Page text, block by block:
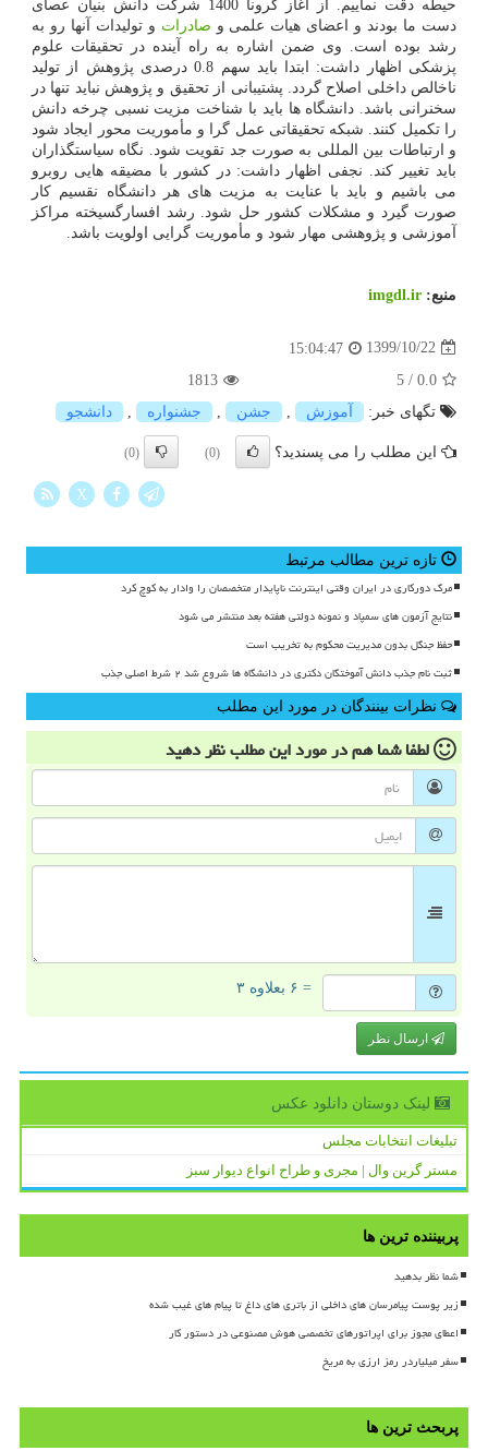
حیطه دقت نماییم. از آغاز کرونا 1400 شرکت دانش بنیان عصای
دست ما بودند و اعضای هیات علمی و صادرات و تولیدات آنها رو به
رشد بوده است. وی ضمن اشاره به راه آینده در تحقیقات علوم
پزشکی اظهار داشت: ابتدا باید سهم 0.8 درصدی پژوهش از تولید
ناخالص داخلی اصلاح گردد. پشتیبانی از تحقیق و پژوهش نباید تنها در
سخنرانی باشد. دانشگاه ها باید با شناخت مزیت نسبی چرخه دانش
را تکمیل کنند. شبکه تحقیقاتی عمل گرا و مأموریت محور ایجاد شود
و ارتباطات بین المللی به صورت جد تقویت شود. نگاه سیاستگذاران
باید تغییر کند. نجفی اظهار داشت: در کشور با مضیقه هایی روبرو
می باشیم و باید با عنایت به مزیت های هر دانشگاه نقسیم کار
صورت گیرد و مشکلات کشور حل شود. رشد افسارگسیخته مراکز
آموزشی و پژوهشی مهار شود و مأموریت گرایی اولویت باشد.
منبع: imgdl.ir
1399/10/22
15:04:47
0.0
/
5
1813
تگهای خبر:
آموزش , جشن , جشنواره , دانشجو
این مطلب را می پسندید؟ (0)
(0)
X
تازه ترین مطالب مرتبط
مرگ دورکاری در ایران وقتی اینترنت ناپایدار متخصصان را وادار به کوچ کرد
نتایج آزمون های سمپاد و نمونه دولتی هفته بعد منتشر می شود
حفظ جنگل بدون مدیریت محکوم به تخریب است
ثبت نام جذب دانش آموختگان دکتری در دانشگاه ها شروع شد ۲ شرط اصلی جذب
نظرات بینندگان در مورد این مطلب
لطفا شما همدر مورد این مطلبنظر دهید
= ۶ بعلاوه ۳
ارسال نظر
لینک دوستان دانلود عكس
تبلیغات انتخابات مجلس
مستر گرین وال | مجری و طراح انواع دیوار سبز
پربیننده ترین ها
شما نظر بدهید
زیر پوست پیامرسان های داخلی از باتری های داغ تا پیام های غیب شده
اعطای مجوز برای اپراتورهای تخصصی هوش مصنوعی در دستور کار
سفر میلیاردر رمز ارزی به مریخ
پربحث ترین ها